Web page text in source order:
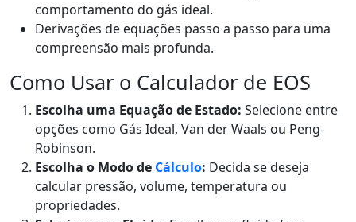
comportamento do gás ideal.
Derivações de equações passo a passo para uma
compreensão mais profunda.
Como Usar o Calculador de EOS
Escolha uma Equação de Estado: Selecione entre
opções como Gás Ideal, Van der Waals ou Peng-
Robinson.
Escolha o Modo de Cálculo: Decida se deseja
calcular pressão, volume, temperatura ou
propriedades.